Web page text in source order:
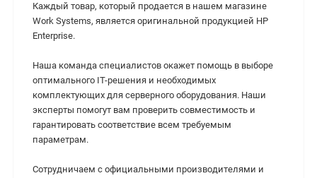
Каждый товар, который продается в нашем магазине
Work Systems, является оригинальной продукцией HP
Enterprise.
Наша команда специалистов окажет помощь в выборе
оптимального IT-решения и необходимых
комплектующих для серверного оборудования. Наши
эксперты помогут вам проверить совместимость и
гарантировать соответствие всем требуемым
параметрам.
Сотрудничаем с официальными производителями и